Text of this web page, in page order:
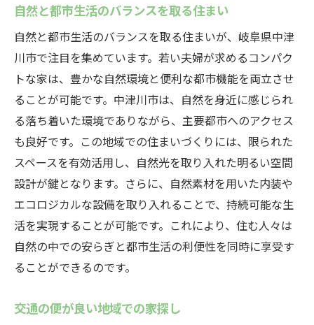
自然と都市生活のバランスを取る住まい
自然と都市生活のバランスを取る住まいが、岐阜県中津
川市で注目を集めています。若い夫婦が求めるコンパク
トな家は、豊かな自然環境と便利な都市機能を両立させ
ることが可能です。中津川市は、自然を身近に感じられ
る落ち着いた環境でありながら、主要都市へのアクセス
も良好です。この地域での住まいづくりには、限られた
スペースを有効活用し、自然光を取り入れた明るい空間
設計が鍵となります。さらに、自然素材を用いた内装や
エコロジカルな設備を取り入れることで、持続可能な生
活を実現することが可能です。これにより、住む人々は
自然の中での安らぎと都市生活の利便性を同時に享受す
ることができるのです。
交通の便が良い地域での家探し